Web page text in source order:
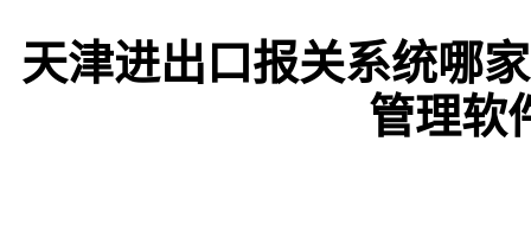
天津进出口报关系统哪
管理软